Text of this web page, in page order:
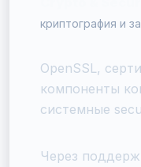
криптография и
OpenSSL,
компоненты
системные
Через